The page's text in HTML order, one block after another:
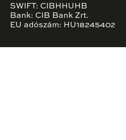
SWIFT: CIBHHUHB
Bank: CIB Bank Zrt.
EU adószám: HU18245402